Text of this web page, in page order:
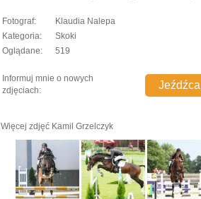
Fotograf:
Klaudia Nalepa
Kategoria:
Skoki
Oglądane:
519
Informuj mnie o nowych
zdjęciach:
Więcej zdjęć Kamil Grzelczyk